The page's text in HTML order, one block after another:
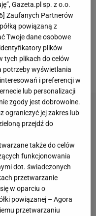
sprowadziła
Loukę Pripa z
z Bragi i Dawida
Na tym nie koniec
media.
Gazeta.pl sp. z o.o.
] Zaufanych Partnerów
powiązaną z
Twoje dane osobowe
plików
tych plikach do celów
potrzeby wyświetlania
i preferencji w
lub personalizacji
zgody jest dobrowolne.
ograniczyć jej zakres lub
przejdź do
także do celów
funkcjonowania
dot. świadczonych
przetwarzanie
w oparciu o
powiązanej – Agora
przetwarzaniu